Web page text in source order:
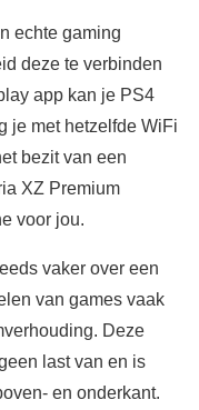
echte gaming
deze te verbinden
app kan je PS4
je met hetzelfde WiFi
bezit van een
XZ Premium
voor jou.
vaker over een
van games vaak
Deze
last van en is
en onderkant.